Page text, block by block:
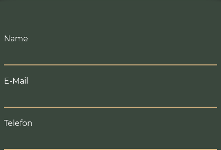
Name
E-Mail
Telefon